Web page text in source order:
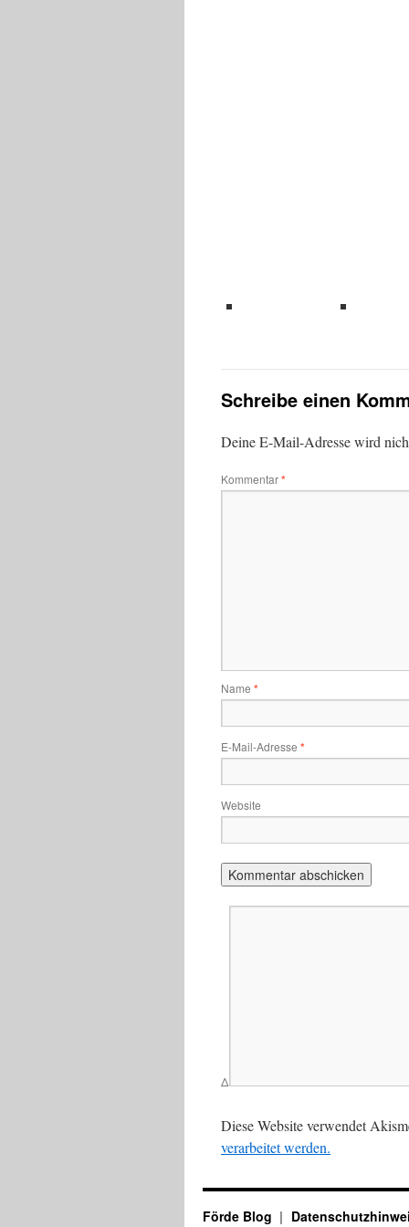
Schreibe einen
Deine E-Mail-Adresse wird
Kommentar*
Name *
E-Mail-Adresse *
Website
Δ
Diese Website verwendet
verarbeitet werden.
Förde Blog